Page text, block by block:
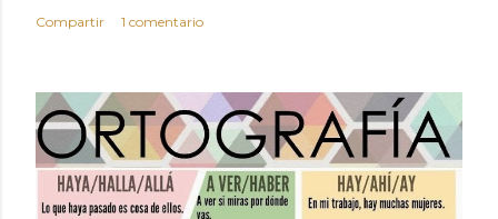
Compartir 1 comentario